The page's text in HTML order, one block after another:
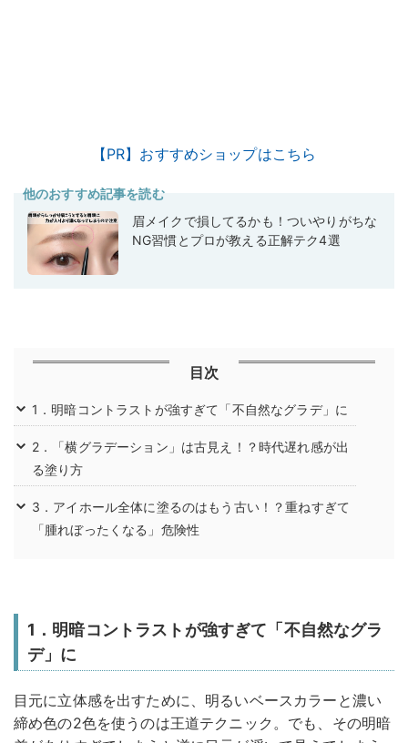
【PR】おすすめショップはこちら
他のおすすめ記事を読む
眉メイクで損してるかも！ついやりがちな
NG習慣とプロが教える正解テク4選
目次
1．明暗コントラストが強すぎて「不自然なグラデ」に
2．「横グラデーション」は古見え！？時代遅れ感が出
る塗り方
3．アイホール全体に塗るのはもう古い！？重ねすぎて
「腫れぼったくなる」危険性
1．明暗コントラストが強すぎて「不自然なグラ
デ」に
目元に立体感を出すために、明るいベースカラーと濃い
締め色の2色を使うのは王道テクニック。でも、その明暗